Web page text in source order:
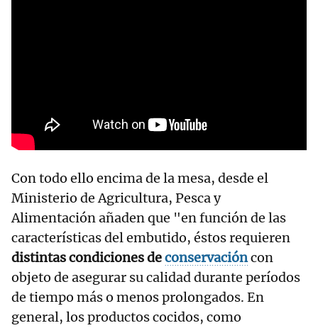
Con todo ello encima de la mesa, desde el
Ministerio de Agricultura, Pesca y
Alimentación añaden que "en función de las
características del embutido, éstos requieren
distintas condiciones deconservacióncon
objeto de asegurar su calidad durante períodos
de tiempo más o menos prolongados. En
general, los productos cocidos, como